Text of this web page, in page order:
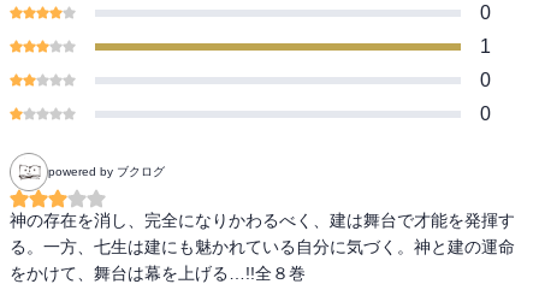
0
1
0
0
powered by ブクログ
神の存在を消し、完全になりかわるべく、建は舞台で才能を発揮す
る。一方、七生は建にも魅かれている自分に気づく。神と建の運命
をかけて、舞台は幕を上げる…!!全８巻